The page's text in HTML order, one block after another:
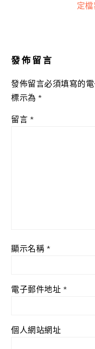
定
發佈留言
發佈留言必須填寫的
標示為*
留言 *
顯示名稱 *
電子郵件地址 *
個人網站網址